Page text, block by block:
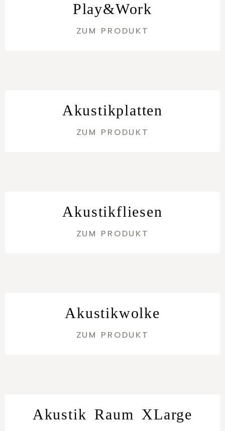
Play&Work
ZUM PRODUKT
Akustikplatten
ZUM PRODUKT
Akustikfliesen
ZUM PRODUKT
Akustikwolke
ZUM PRODUKT
Akustik Raum XLarge